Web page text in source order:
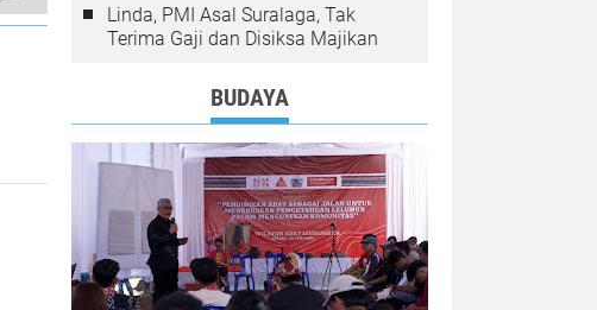
Linda, PMI Asal Suralaga, Tak
Terima Gaji dan Disiksa Majikan
BUDAYA